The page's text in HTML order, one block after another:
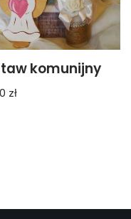
komunijny
zł